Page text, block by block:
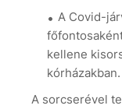
A Covid-
kellene
kórházakban.
A sorcserével